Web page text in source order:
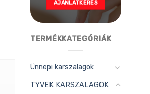
AJÁNLATKÉRÉS
TERMÉKKATEGÓRIÁK
Ünnepi karszalagok
TYVEK KARSZALAGOK